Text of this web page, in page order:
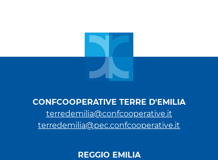
CONFCOOPERATIVE TERRE D'EMILIA
terredemilia@confcooperative.it
terredemilia@pec.confcooperative.it
REGGIO EMILIA